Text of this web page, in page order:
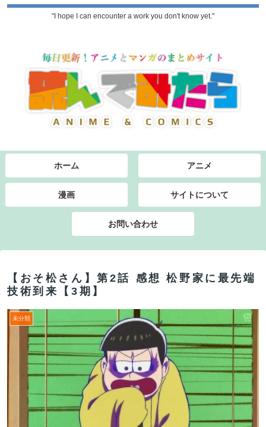
"I hope I can encounter a work you don't know yet."
ホーム アニメ
漫画 サイトについて
お問い合わせ
【おそ松さん】第2話 感想 松野家に最先端
技術到来【3期】
未分類